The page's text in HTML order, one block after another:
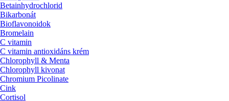
Betainhydrochlorid
Bikarbonát
Bioflavonoidok
Bromelain
C vitamin
C vitamin antioxidáns krém
Chlorophyll & Menta
Chlorophyll kivonat
Chromium Picolinate
Cink
Cortisol